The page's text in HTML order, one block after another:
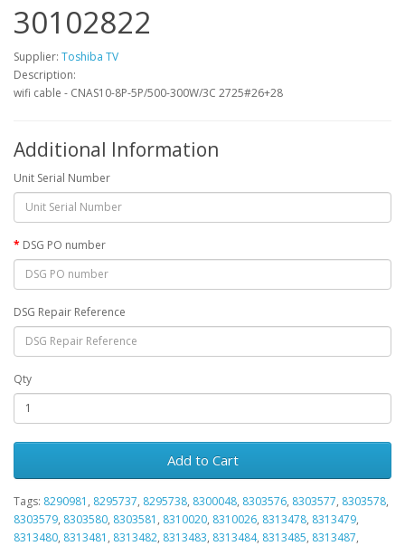
30102822
Supplier: Toshiba TV
Description:
wifi cable - CNAS10-8P-5P/500-300W/3C 2725#26+28
Additional Information
Unit Serial Number
DSG PO number
DSG Repair Reference
Qty
Add to Cart
Tags: 8290981 , 8295737, 8295738, 8300048, 8303576, 8303577, 8303578,
8303579, 8303580, 8303581 , 8310020, 8310026, 8313478, 8313479,
8313480, 8313481 , 8313482, 8313483, 8313484, 8313485, 8313487,